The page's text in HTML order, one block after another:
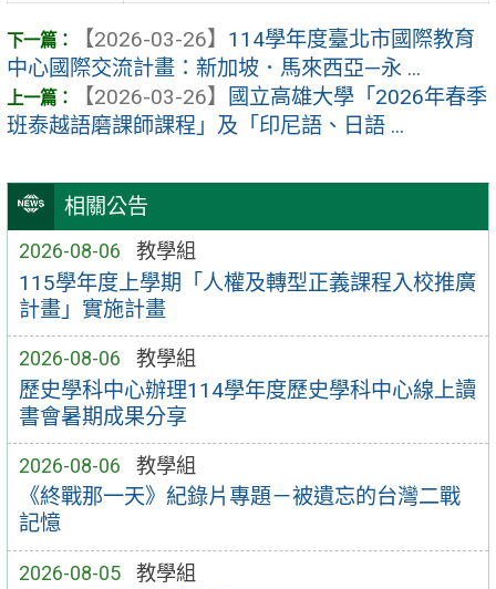
相關公告
2026-08-06 教學組
115學年度上學期「人權及轉型正義課程入校推廣
計畫」實施計畫
2026-08-06 教學組
歷史學科中心辦理114學年度歷史學科中心線上讀
書會暑期成果分享
2026-08-06 教學組
《終戰那一天》紀錄片專題－被遺忘的台灣二戰
記憶
2026-08-05 教學組
【2026-03-26】 114學年度臺北市國際教育
中心國際交流計畫：新加坡．馬來西亞—永 ...
【2026-03-26】
國立高雄大學「2026年春季
班泰越語磨課師課程」及「印尼語、日語 ...